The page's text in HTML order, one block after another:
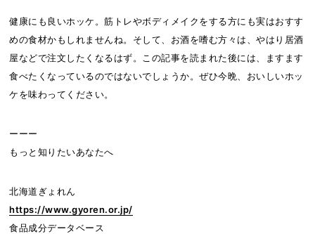
健康にも良いホッケ。筋トレやボディメイクをする方にも実はおすす
めの食材かもしれませんね。そして、お酒を嗜む方々は、やはり居酒
屋などで注文したくなるはず。この記事を読まれた後には、ますます
食べたくなっているのではないでしょうか。ぜひ今晩、おいしいホッ
ケを味わってください。
ーーー
もっと知りたいあなたへ
北海道ぎょれん
https://www.gyoren.or.jp/
食品成分データベース